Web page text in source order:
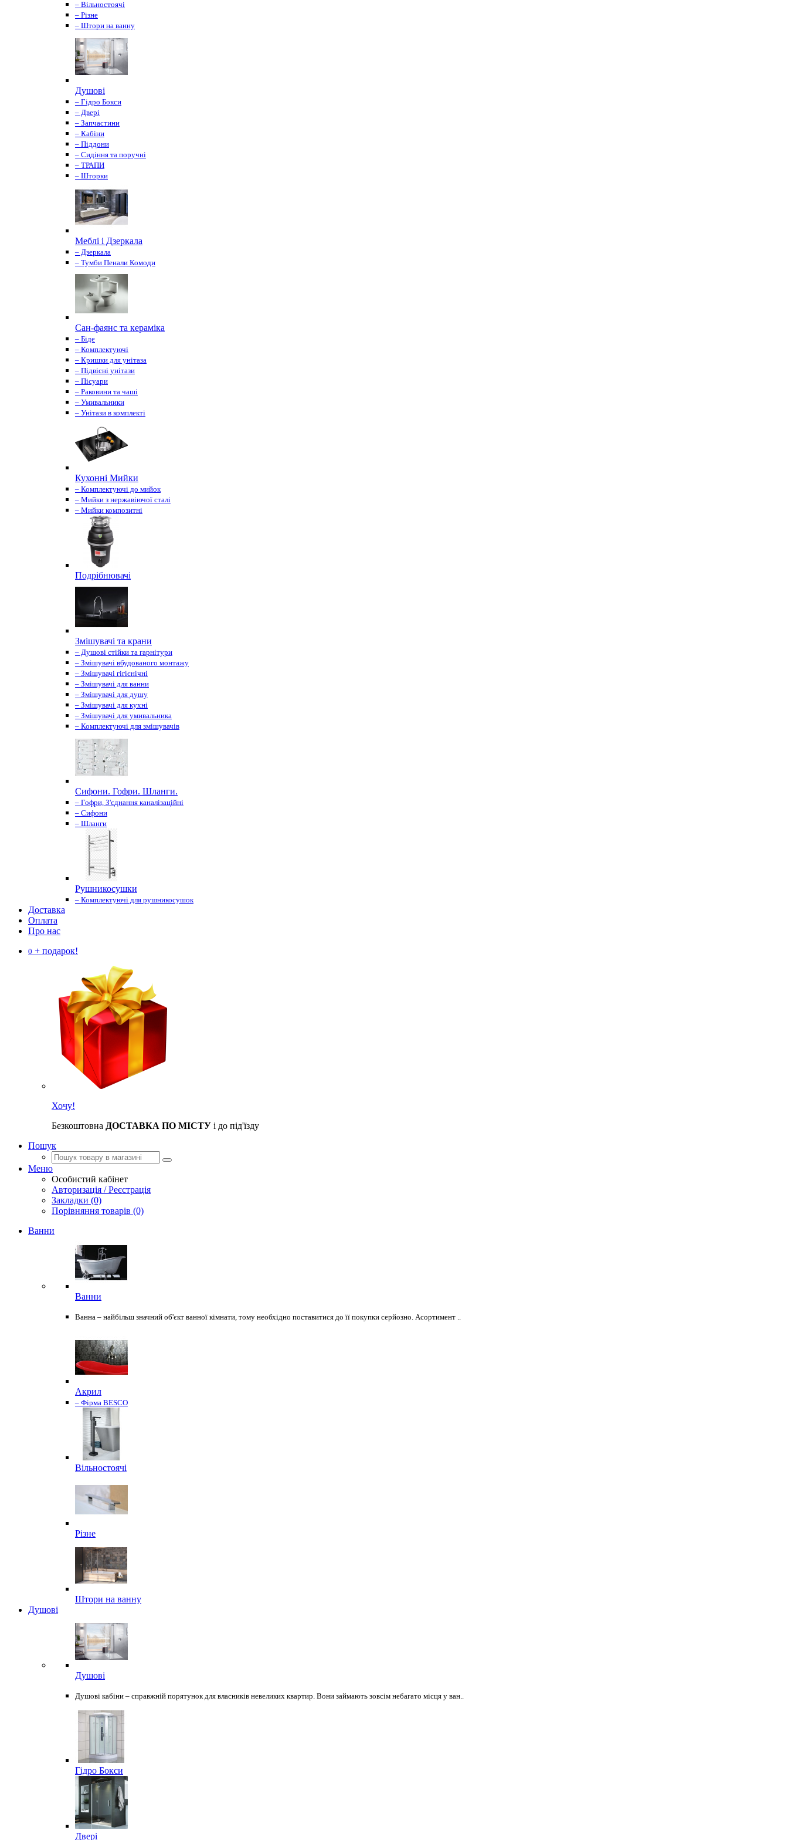
– Вільностоячі
– Різне
– Штори на ванну
Душові
– Гідро Бокси
– Двері
– Запчастини
– Кабіни
– Піддони
– Сидіння та поручні
– ТРАПИ
– Шторки
Меблі і Дзеркала
– Дзеркала
– Тумби Пенали Комоди
Сан-фаянс та кераміка
– Біде
– Комплектуючі
– Кришки для унітаза
– Підвісні унітази
– Пісуари
– Раковини та чаші
– Умивальники
– Унітази в комплекті
Кухонні Мийки
– Комплектуючі до мийок
– Мийки з нержавіючої сталі
– Мийки композитні
Подрібнювачі
Змішувачі та крани
– Душові стійки та гарнітури
– Змішувачі вбудованого монтажу
– Змішувачі гігієнічні
– Змішувачі для ванни
– Змішувачі для душу
– Змішувачі для кухні
– Змішувачі для умивальника
– Комплектуючі для змішувачів
Сифони. Гофри. Шланги.
– Гофри, З'єднання каналізаційні
– Сифони
– Шланги
Рушникосушки
– Комплектуючі для рушникосушок
Доставка
Оплата
Про нас
0 + подарок!
Хочу!
Безкоштовна ДОСТАВКА ПО МІСТУ і до під'їзду
Пошук
Меню
Особистий кабінет
Авторизація / Реєстрація
Закладки (0)
Порівняння товарів (0)
Ванни
Ванни
Ванна – найбільш значний об'єкт ванної кімнати, тому необхідно поставитися до її покупки серйозно. Асортимент ..
Акрил
– Фірма BESCO
Вільностоячі
Різне
Штори на ванну
Душові
Душові
Душові кабіни – справжній порятунок для власників невеликих квартир. Вони займають зовсім небагато місця у ван..
Гідро Бокси
Двері